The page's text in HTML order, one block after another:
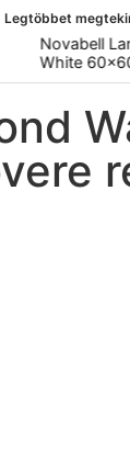
Legtöbbet
Novabell
White 60x60